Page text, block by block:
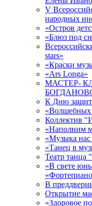
V
народных
«Остров
«Блюз под
stars»
«Краски
«Ars Longa»
МАСТЕР-
К Дню
«Волшебных
Коллектив
«Наполним
«Музыка нас
«Танец в
Театр
«В свете
В
Открытие
«Здоровое